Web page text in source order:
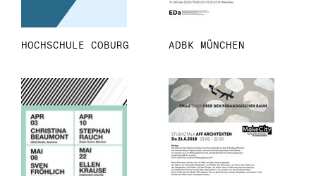
HOCHSCHULE COBURG ADBK MÜNCHEN